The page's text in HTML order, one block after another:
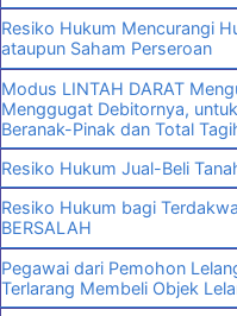
Resiko Hukum Mencurangi
ataupun Saham Perseroan
Modus LINTAH DARAT
Menggugat Debitornya,
Beranak-Pinak dan Total
Resiko Hukum Jual-Beli
Resiko Hukum bagi
BERSALAH
Pegawai dari Pemohon
Terlarang Membeli Objek